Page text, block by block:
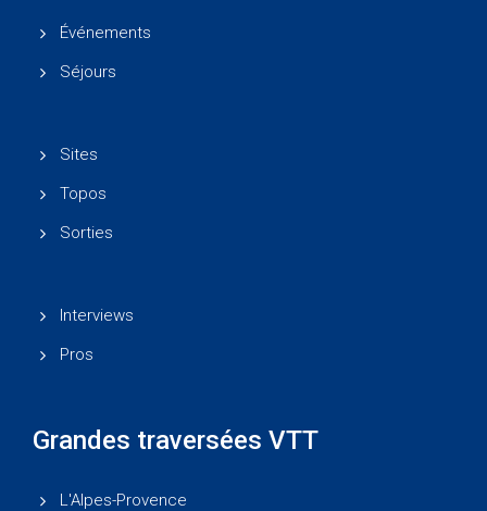
Événements
Séjours
Sites
Topos
Sorties
Interviews
Pros
Grandes traversées VTT
L'Alpes-Provence